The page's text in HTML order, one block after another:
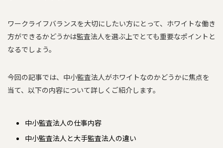
ワークライフバランスを大切にしたい方にとって、ホワイトな働き
方ができるかどうかは監査法人を選ぶ上でとても重要なポイントと
なるでしょう。
今回の記事では、中小監査法人がホワイトなのかどうかに焦点を
当て、以下の内容について詳しくご紹介します。
中小監査法人の仕事内容
中小監査法人と大手監査法人の違い